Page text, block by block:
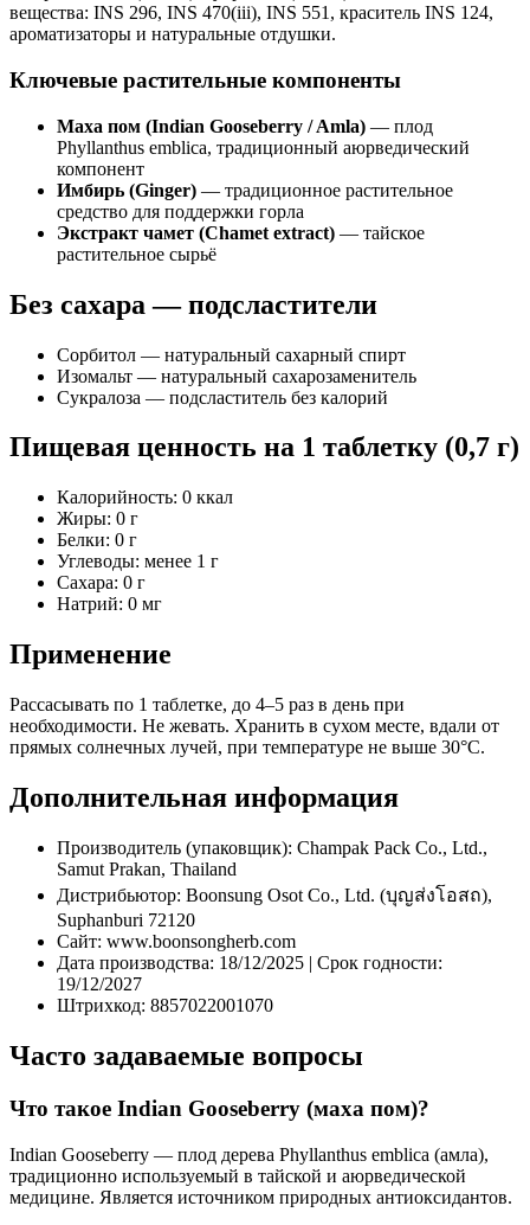
вещества: INS 296, INS 470(iii), INS 551, краситель INS 124,
ароматизаторы и натуральные отдушки.
Ключевые растительные компоненты
Маха пом (Indian Gooseberry / Amla) — плод
Phyllanthus emblica, традиционный аюрведический
компонент
Имбирь (Ginger) — традиционное растительное
средство для поддержки горла
Экстракт чамет (Chamet extract) — тайское
растительное сырьё
Без сахара — подсластители
Сорбитол — натуральный сахарный спирт
Изомальт — натуральный сахарозаменитель
Сукралоза — подсластитель без калорий
Пищевая ценность на 1 таблетку (0,7 г)
Калорийность: 0 ккал
Жиры: 0 г
Белки: 0 г
Углеводы: менее 1 г
Сахара: 0 г
Натрий: 0 мг
Применение
Рассасывать по 1 таблетке, до 4–5 раз в день при
необходимости. Не жевать. Хранить в сухом месте, вдали от
прямых солнечных лучей, при температуре не выше 30°C.
Дополнительная информация
Производитель (упаковщик): Champak Pack Co., Ltd.,
Samut Prakan, Thailand
Дистрибьютор: Boonsung Osot Co., Ltd. (บุญส่งโอสถ),
Suphanburi 72120
Сайт: www.boonsongherb.com
Дата производства: 18/12/2025 | Срок годности:
19/12/2027
Штрихкод: 8857022001070
Часто задаваемые вопросы
Что такое Indian Gooseberry (маха пом)?
Indian Gooseberry — плод дерева Phyllanthus emblica (амла),
традиционно используемый в тайской и аюрведической
медицине. Является источником природных антиоксидантов.